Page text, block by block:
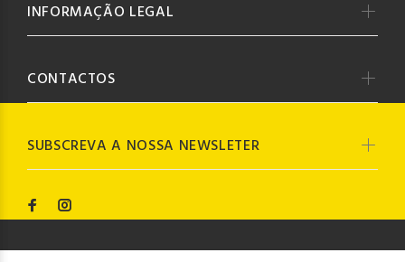
SUBSCREVA A NOSSA NEWSLETER
INFORMAÇÃO LEGAL
CONTACTOS